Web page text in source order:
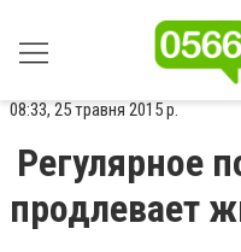
08:33, 25 травня 2015 р.
Регулярное
продлевает